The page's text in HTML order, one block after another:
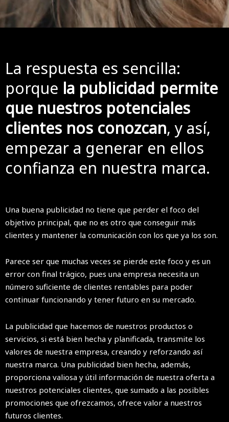
La respuesta es sencilla:
porque la publicidad permite
que nuestros potenciales
clientes nos conozcan, y así,
empezar a generar en ellos
confianza en nuestra marca.
Una buena publicidad no tiene que perder el foco del
objetivo principal, que no es otro que conseguir más
clientes y mantener la comunicación con los que ya los son.
Parece ser que muchas veces se pierde este foco y es un
error con final trágico, pues una empresa necesita un
número suficiente de clientes rentables para poder
continuar funcionando y tener futuro en su mercado.
La publicidad que hacemos de nuestros productos o
servicios, si está bien hecha y planificada, transmite los
valores de nuestra empresa, creando y reforzando así
nuestra marca. Una publicidad bien hecha, además,
proporciona valiosa y útil información de nuestra oferta a
nuestros potenciales clientes, que sumado a las posibles
promociones que ofrezcamos, ofrece valor a nuestros
futuros clientes.